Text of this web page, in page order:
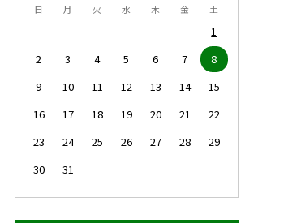
日 月 火 水 木 金 土
1
2
3 4 5 6 7
8
9
10 11 12 13 14
15
16
17 18 19 20 21
22
23
24 25 26 27 28
29
30
31